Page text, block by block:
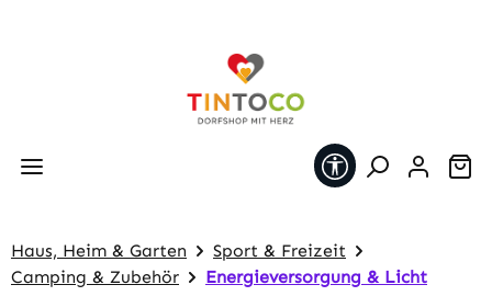
Werkzeugleiste
Haus, Heim & Garten
Sport & Freizeit
Camping & Zubehör
Energieversorgung & Licht